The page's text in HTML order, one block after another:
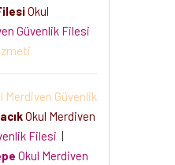
Okul
Güvenlik Filesi
Merdiven Güvenlik
Okul Merdiven
Filesi
Okul Merdiven